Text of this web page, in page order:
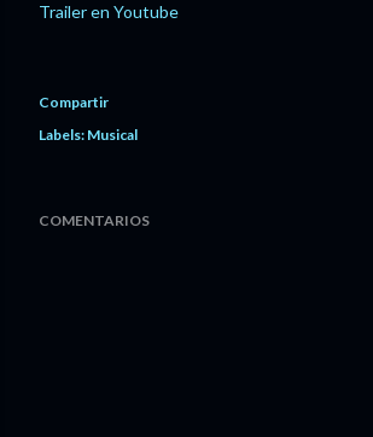
Trailer en Youtube
Compartir
Labels: Musical
COMENTARIOS